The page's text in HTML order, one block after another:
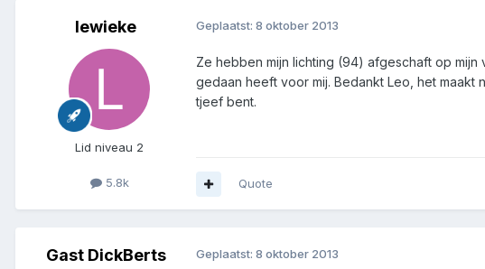
lewieke
Lid niveau 2
5.8k
Geplaatst: 8 oktober 2013
Ze hebben mijn lichting (94) afgeschaft op
gedaan heeft voor mij. Bedankt Leo, het maakt
tjeef bent.
Quote
Gast DickBerts Geplaatst: 8 oktober 2013